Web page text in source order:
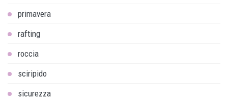
primavera
rafting
roccia
sciripido
sicurezza